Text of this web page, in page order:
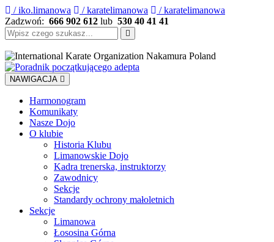
/ iko.limanowa / karatelimanowa
/ karatelimanowa
Zadzwoń: 666 902 612 lub 530 40 41 41
Szukaj:
NAWIGACJA
Harmonogram
Komunikaty
Nasze Dojo
O klubie
Historia Klubu
Limanowskie Dojo
Kadra trenerska, instruktorzy
Zawodnicy
Sekcje
Standardy ochrony małoletnich
Sekcje
Limanowa
Łososina Górna